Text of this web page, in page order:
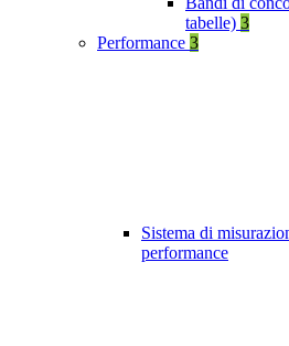
tabelle) 3
Performance 3
Sistema di
performance